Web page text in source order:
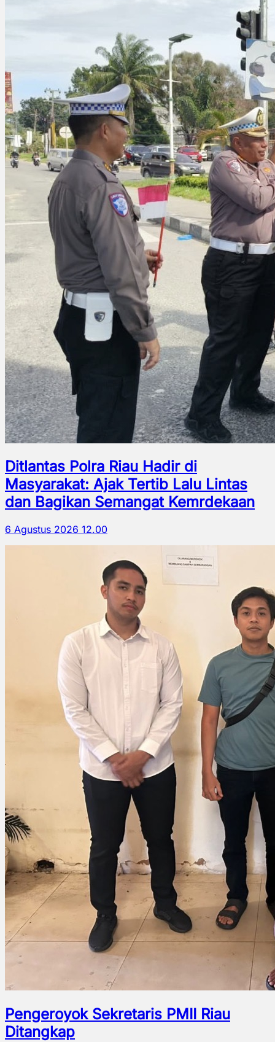
Ditlantas Polra Riau Hadir di
Masyarakat: Ajak Tertib Lalu Lintas
dan Bagikan Semangat Kemrdekaan
6 Agustus 2026 12.00
Pengeroyok Sekretaris PMII Riau
Ditangkap